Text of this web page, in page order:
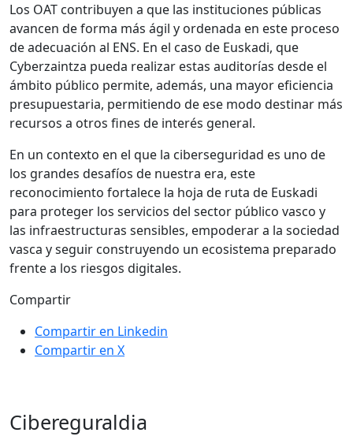
Los OAT contribuyen a que las instituciones públicas
avancen de forma más ágil y ordenada en este proceso
de adecuación al ENS. En el caso de Euskadi, que
Cyberzaintza pueda realizar estas auditorías desde el
ámbito público permite, además, una mayor eficiencia
presupuestaria, permitiendo de ese modo destinar más
recursos a otros fines de interés general.
En un contexto en el que la ciberseguridad es uno de
los grandes desafíos de nuestra era, este
reconocimiento fortalece la hoja de ruta de Euskadi
para proteger los servicios del sector público vasco y
las infraestructuras sensibles, empoderar a la sociedad
vasca y seguir construyendo un ecosistema preparado
frente a los riesgos digitales.
Compartir
Compartir en Linkedin
Compartir en X
Cibereguraldia